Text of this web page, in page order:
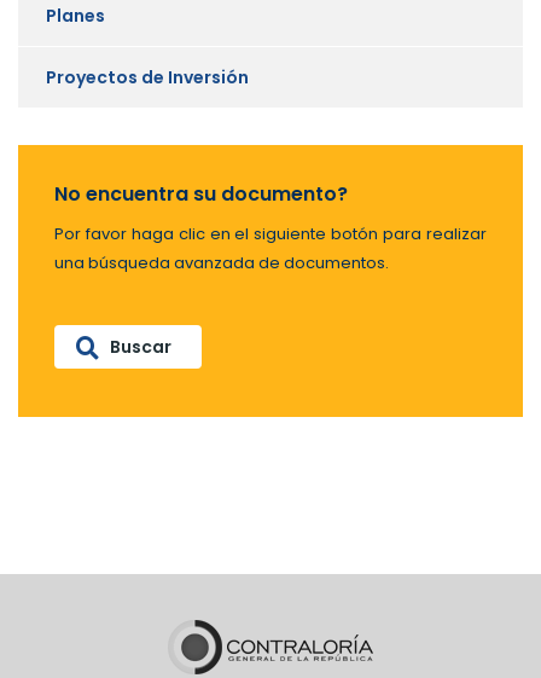
Planes
Proyectos de Inversión
No encuentra su documento?
Por favor haga clic en el siguiente botón para realizar
una búsqueda avanzada de documentos.
Buscar